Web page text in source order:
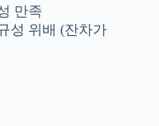
만족
성 위배 (잔차가